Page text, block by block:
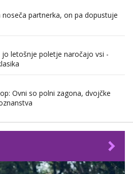
noseča partnerka, on pa dopustuje
jo letošnje poletje naročajo vsi -
Ovni so polni zagona, dvojčke